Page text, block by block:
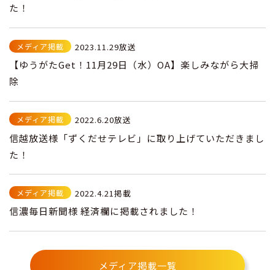
た！
メディア掲載 2023.11.29放送
【ゆうがたGet！11月29日（水）OA】楽しみながら大掃
除
メディア掲載 2022.6.20放送
信越放送様「ずくだせテレビ」に取り上げていただきまし
た！
メディア掲載 2022.4.21掲載
信濃毎日新聞様 経済欄に掲載されました！
メディア掲載一覧